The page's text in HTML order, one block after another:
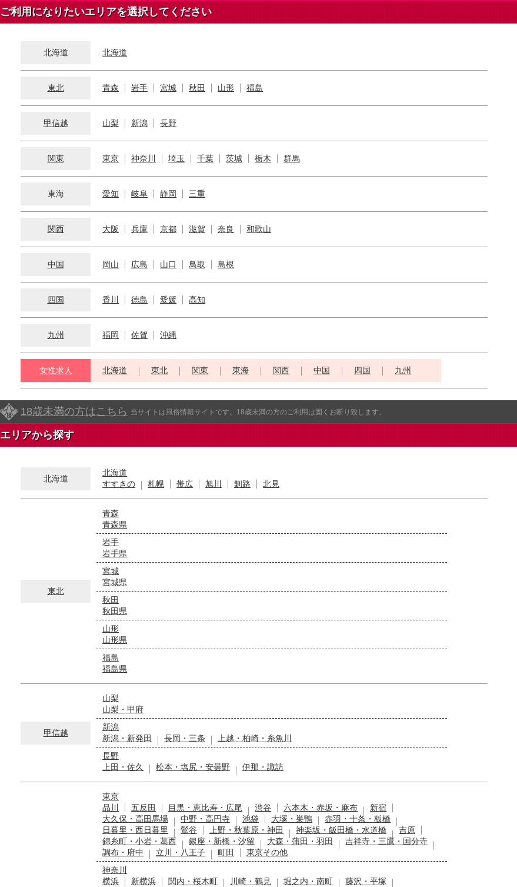
ご利用になりたいエリアを選択してください
北海道 北海道
東北 青森 岩手 宮城 秋田 山形 福島
甲信越 山梨 新潟 長野
関東 東京 神奈川 埼玉 千葉 茨城 栃木 群馬
東海 愛知 岐阜 静岡 三重
関西 大阪 兵庫 京都 滋賀 奈良 和歌山
中国 岡山 広島 山口 鳥取 島根
四国 香川 徳島 愛媛 高知
九州 福岡 佐賀 沖縄
女性求人 北海道 東北 関東 東海 関西 中国 四国 九州
18歳未満の方はこちら 当サイトは風俗情報サイトです。18歳未満の方のご利用は固くお断り致します。
エリアから探す
北海道
北海道
すすきの
札幌 帯広 旭川 釧路 北見
東北
青森
青森県
岩手
岩手県
宮城
宮城県
秋田
秋田県
山形
山形県
福島
福島県
甲信越
山梨
山梨・甲府
新潟
新潟・新発田
長岡・三条
上越・柏崎・糸魚川
長野
上田・佐久
松本・塩尻・安曇野 伊那・諏訪
東京
品川
五反田 目黒・恵比寿・広尾 渋谷 六本木・赤坂・麻布
新宿
大久保・高田馬場
中野・高円寺 池袋 大塚・巣鴨
赤羽・十条・板橋
日暮里・西日暮里
鶯谷 上野・秋葉原・神田 神楽坂・飯田橋・水道橋
吉原
錦糸町・小岩・葛西
銀座・新橋・汐留 大森・蒲田・羽田
吉祥寺・三鷹・国分寺
調布・府中
立川・八王子 町田
東京その他
神奈川
横浜
新横浜 関内・桜木町 川崎・鶴見 堀之内・南町
藤沢・平塚